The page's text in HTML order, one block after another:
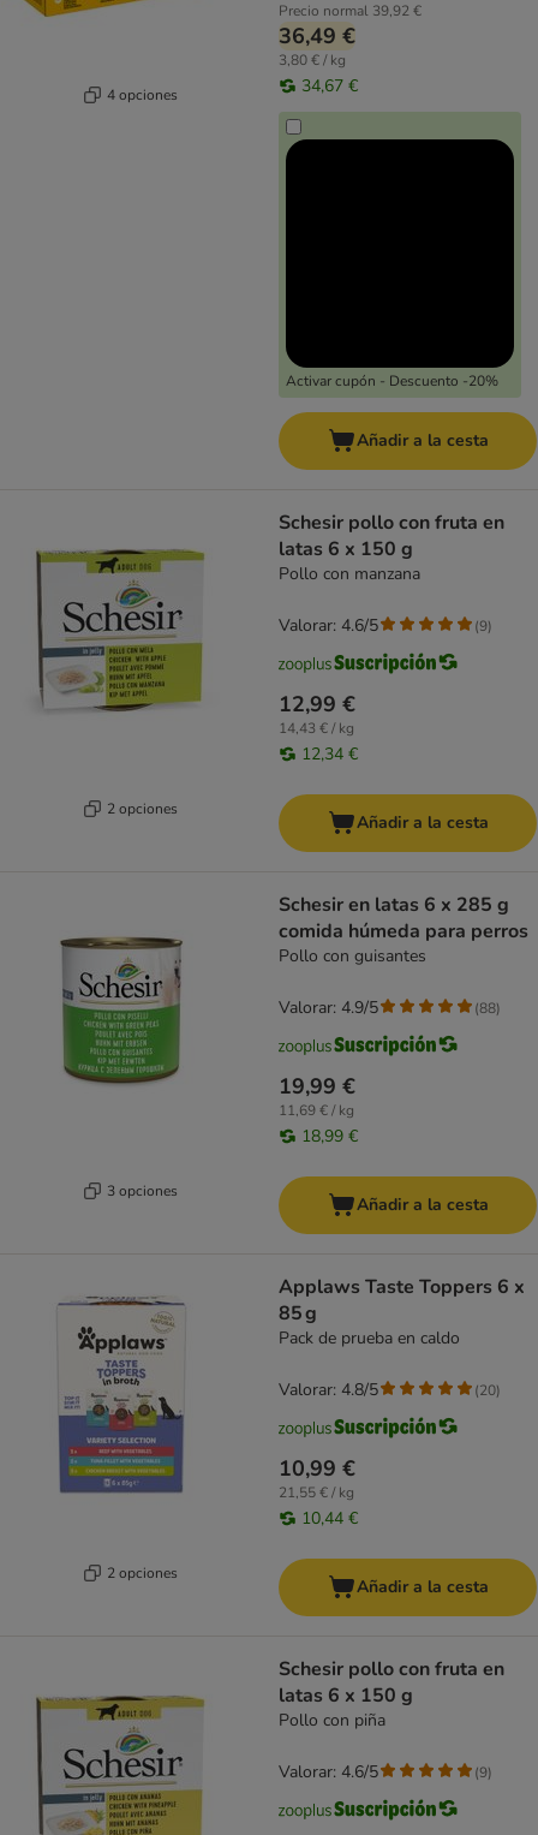
4 opciones
Precio normal 39,92 €
36,49 €
3,80 € / kg
34,67 €
Activar cupón - Descuento -20%
Añadir a la cesta
2 opciones
Schesir pollo con fruta en
latas 6 x 150 g
Pollo con manzana
12,99 €
14,43 € / kg
12,34 €
Valorar: 4.6/5 (9)
Añadir a la cesta
3 opciones
Schesir en latas 6 x 285 g
comida húmeda para perros
Pollo con guisantes
19,99 €
11,69 € / kg
18,99 €
Valorar: 4.9/5 (88)
Añadir a la cesta
2 opciones
Applaws Taste Toppers 6 x
85 g
Pack de prueba en caldo
10,99 €
21,55 € / kg
10,44 €
Valorar: 4.8/5 (20)
Añadir a la cesta
Schesir pollo con fruta en
latas 6 x 150 g
Pollo con piña
Valorar: 4.6/5 (9)